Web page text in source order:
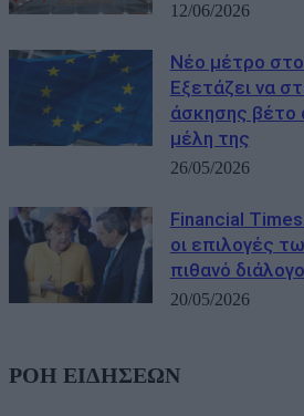
12/06/2026
Νέο μέτρο
Εξετάζει να
άσκησης βέτο
μέλη της
26/05/2026
Financial
οι επιλογές
πιθανό
20/05/2026
ΡΟΗ ΕΙΔΗΣΕΩΝ